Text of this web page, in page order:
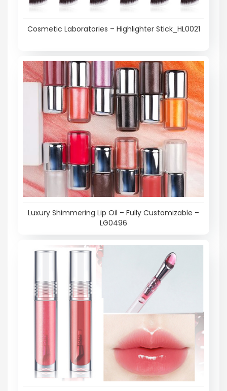
Cosmetic Laboratories – Highlighter Stick_HL0021
Luxury Shimmering Lip Oil – Fully Customizable –
LG0496